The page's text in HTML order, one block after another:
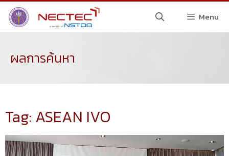
Menu
ผลการค้นหา
Tag: ASEAN IVO